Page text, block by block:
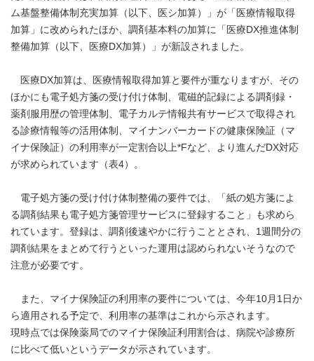
ム基盤整備体制充実加算（以下、医シ加算）」が「医療情報取得
加算」に改められたほか、調剤基本料の加算に「医療DX推進体制
整備加算（以下、医療DX加算）」が新設されました。
医療DX加算は、医療情報取得加算と要件が重なりますが、その
ほかにも電子処方箋の受け付け体制、電磁的記録による調剤録・
薬剤服用歴の管理体制、電子カルテ情報共有サービスで取得され
る診療情報等の活用体制、マイナンバーカードの健康保険証（マ
イナ保険証）の利用率が一定割合以上*Fなど、より進んだDX対応
が求められています（表4）。
電子処方箋の受け付け体制整備の要件では、「紙の処方箋によ
る調剤結果も電子処方箋管理サービスに登録すること」も求めら
れています。登録は、調剤後速やかに行うこととされ、1週間分の
調剤結果をまとめて行うといった運用は認められないそうなので
注意が必要です。
また、マイナ保険証の利用率の要件については、今年10月1日か
ら適用される予定で、利用率の基準はこれから示されます。
現時点では保険薬局でのマイナ保険証利用割合は、病院や診療所
に比べて低いというデータが示されています。